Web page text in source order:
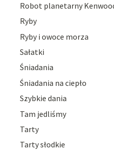
Robot planetarny
Ryby
Ryby i owoce morza
Sałatki
Śniadania
Śniadania na ciepło
Szybkie dania
Tam jedliśmy
Tarty
Tarty słodkie